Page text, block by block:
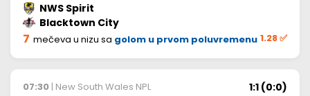
NWS Spirit
Blacktown City
7 mečeva u nizu sa golom u prvom poluvremenu 1.28✅
07:30 | New South Wales NPL
1:1 (0:0)